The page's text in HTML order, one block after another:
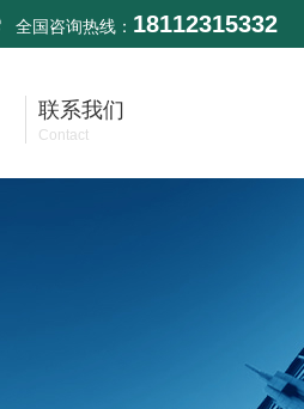
全国咨询热线： 18112315332
联系我们
Contact